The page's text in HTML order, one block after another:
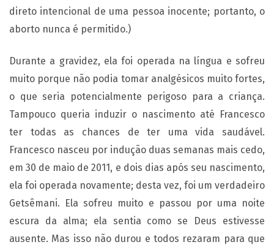
direto intencional de uma pessoa inocente; portanto, o
aborto nunca é permitido.)
Durante a gravidez, ela foi operada na língua e sofreu
muito porque não podia tomar analgésicos muito fortes,
o que seria potencialmente perigoso para a criança.
Tampouco queria induzir o nascimento até Francesco
ter todas as chances de ter uma vida saudável.
Francesco nasceu por indução duas semanas mais cedo,
em 30 de maio de 2011, e dois dias após seu nascimento,
ela foi operada novamente; desta vez, foi um verdadeiro
Getsêmani. Ela sofreu muito e passou por uma noite
escura da alma; ela sentia como se Deus estivesse
ausente. Mas isso não durou e todos rezaram para que